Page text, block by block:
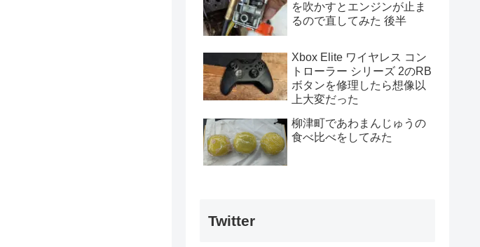
を吹かすとエンジンが止ま
るので直してみた 後半
Xbox Elite ワイヤレス コン
トローラー シリーズ 2のRB
ボタンを修理したら想像以
上大変だった
柳津町であわまんじゅうの
食べ比べをしてみた
Twitter